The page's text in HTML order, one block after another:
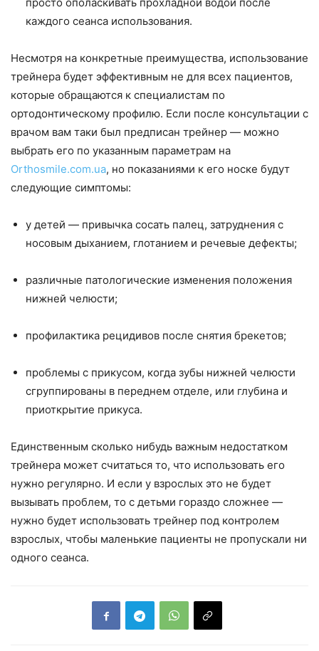
каждого сеанса использования.
Несмотря на конкретные преимущества, использование
трейнера будет эффективным не для всех пациентов,
которые обращаются к специалистам по
ортодонтическому профилю. Если после консультации с
врачом вам таки был предписан трейнер — можно
выбрать его по указанным параметрам на
Orthosmile.com.ua, но показаниями к его носке будут
следующие симптомы:
у детей — привычка сосать палец, затруднения с
носовым дыханием, глотанием и речевые дефекты;
различные патологические изменения положения
нижней челюсти;
профилактика рецидивов после снятия брекетов;
проблемы с прикусом, когда зубы нижней челюсти
сгруппированы в переднем отделе, или глубина и
приоткрытие прикуса.
Единственным сколько нибудь важным недостатком
трейнера может считаться то, что использовать его
нужно регулярно. И если у взрослых это не будет
вызывать проблем, то с детьми гораздо сложнее —
нужно будет использовать трейнер под контролем
взрослых, чтобы маленькие пациенты не пропускали ни
одного сеанса.